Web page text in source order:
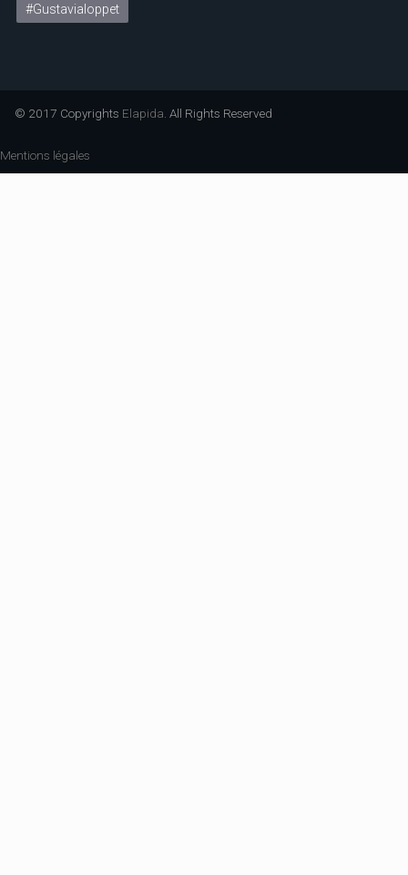
#Gustavialoppet
© 2017 Copyrights Elapida . All Rights Reserved
Mentions légales